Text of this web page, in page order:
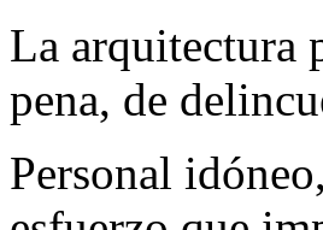
La arquitectura
pena, de
Personal